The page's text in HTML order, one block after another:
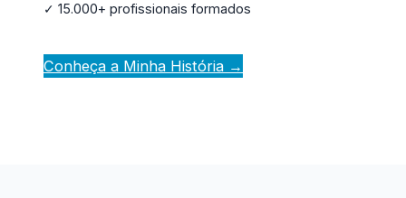
✓ 15.000+ profissionais formados
Conheça a Minha História →